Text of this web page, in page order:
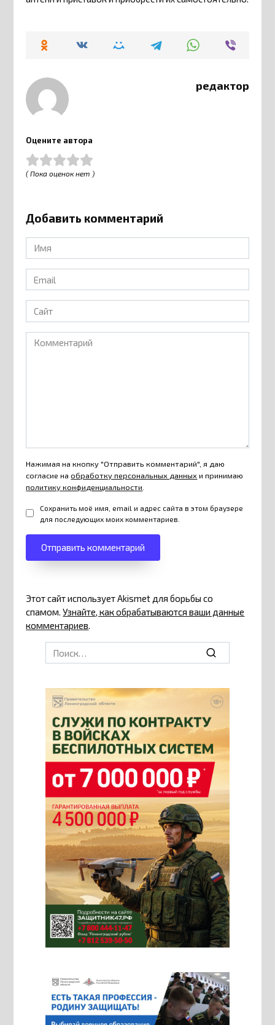
редактор
Оцените автора
( Пока оценок нет )
Добавить комментарий
Имя
*
Email
*
Сайт
Комментарий
Нажимая на кнопку "Отправить комментарий", я даю
согласие наобработку персональных данных и принимаю
политику конфиденциальности
Сохранить моё имя, email и адрес сайта в этом браузере
для последующих моих комментариев.
Этот сайт использует Akismet для борьбы со
спамом.Узнайте, как обрабатываются ваши данные
комментариев.
Search
for: